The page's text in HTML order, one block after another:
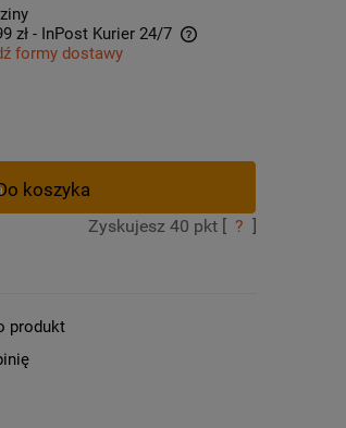
zł - InPost Kurier 24/7
formy dostawy
Zyskujesz 40 pkt [ ? ]
produkt